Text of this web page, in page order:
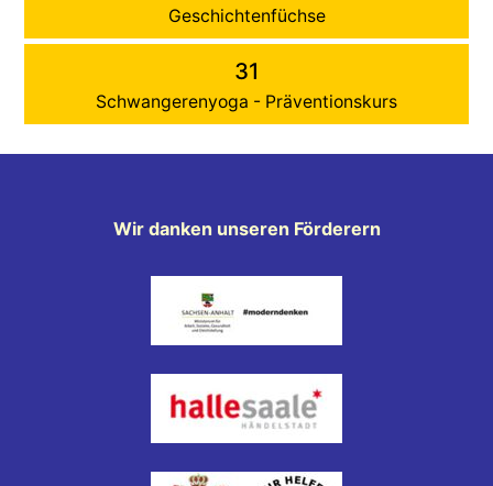
Geschichtenfüchse
31
Schwangerenyoga - Präventionskurs
Wir danken unseren Förderern